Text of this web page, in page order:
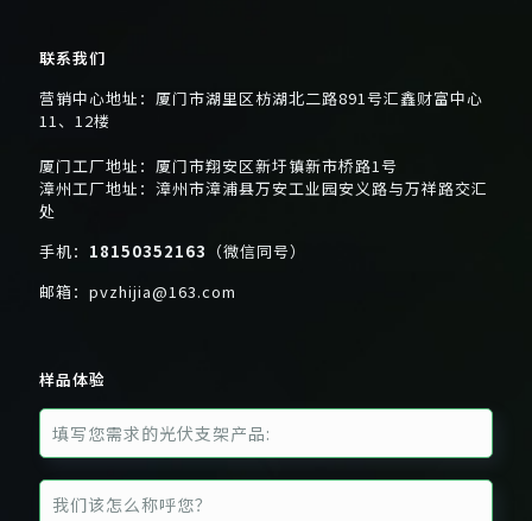
联系我们
营销中心地址：厦门市湖里区枋湖北二路891号汇鑫财富中心
11、12楼
厦门工厂地址：厦门市翔安区新圩镇新市桥路1号
漳州工厂地址：漳州市漳浦县万安工业园安义路与万祥路交汇
处
手机： 18150352163 （微信同号）
邮箱： pvzhijia@163.com
样品体验